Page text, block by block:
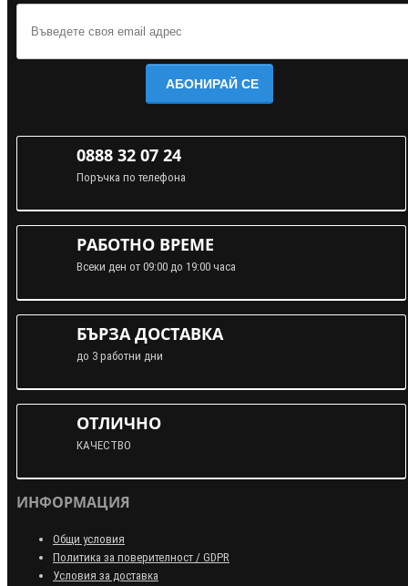
АБОНИРАЙ СЕ
0888 32 07 24
Поръчка по телефона
РАБОТНО ВРЕМЕ
Всеки ден от 09:00 до 19:00 часа
БЪРЗА ДОСТАВКА
до 3 работни дни
ОТЛИЧНО
КАЧЕСТВО
ИНФОРМАЦИЯ
Общи условия
Политика за поверителност / GDPR
Условия за доставка